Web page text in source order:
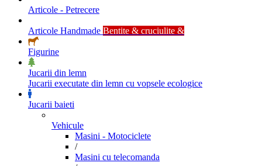
Articole - Petrecere
Articole Handmade Bentite & cruciulite &
Figurine
Jucarii din lemn
Jucarii executate din lemn cu vopsele ecologice
Jucarii baieti
Vehicule
Masini - Motociclete
/
Masini cu telecomanda